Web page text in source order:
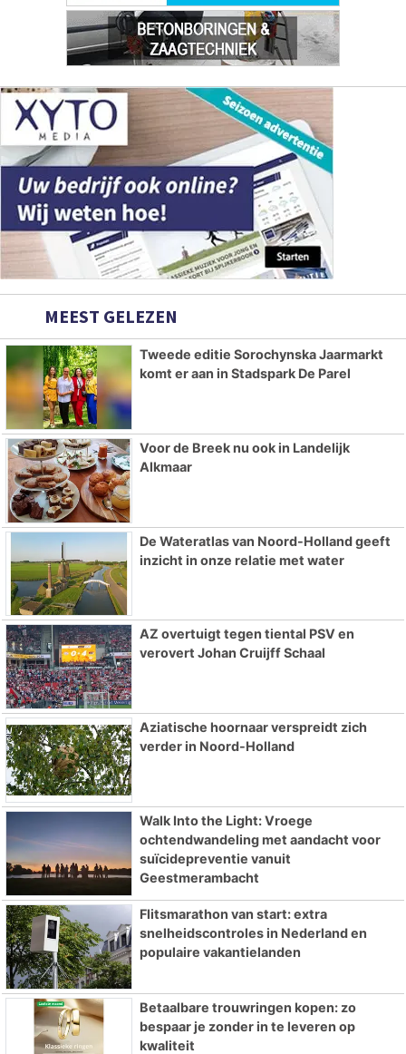
MEEST GELEZEN
Tweede editie Sorochynska Jaarmarkt
komt er aan in Stadspark De Parel
Voor de Breek nu ook in Landelijk
Alkmaar
De Wateratlas van Noord-Holland geeft
inzicht in onze relatie met water
AZ overtuigt tegen tiental PSV en
verovert Johan Cruijff Schaal
Aziatische hoornaar verspreidt zich
verder in Noord-Holland
Walk Into the Light: Vroege
ochtendwandeling met aandacht voor
suïcidepreventie vanuit
Geestmerambacht
Flitsmarathon van start: extra
snelheidscontroles in Nederland en
populaire vakantielanden
Betaalbare trouwringen kopen: zo
bespaar je zonder in te leveren op
kwaliteit